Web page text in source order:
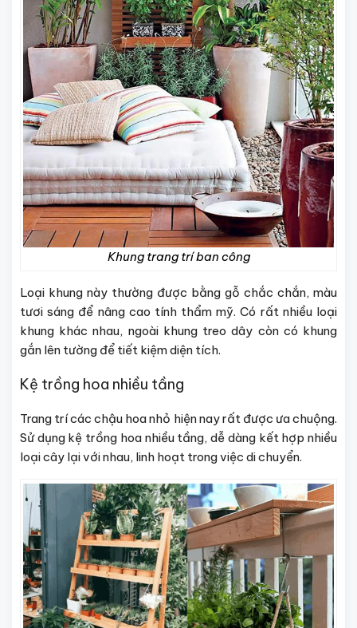
Khung trang trí ban công
Loại khung này thường được bằng gỗ chắc chắn, màu
tươi sáng để nâng cao tính thẩm mỹ. Có rất nhiều loại
khung khác nhau, ngoài khung treo dây còn có khung
gắn lên tường để tiết kiệm diện tích.
Kệ trồng hoa nhiều tầng
Trang trí các chậu hoa nhỏ hiện nay rất được ưa chuộng.
Sử dụng kệ trồng hoa nhiều tầng, dễ dàng kết hợp nhiều
loại cây lại với nhau, linh hoạt trong việc di chuyển.